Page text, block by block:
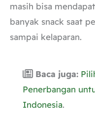
masih bisa
banyak snack saat
sampai kelaparan.
Baca juga:
Penerbangan
Indonesia.